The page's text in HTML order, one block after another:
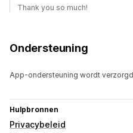
Thank you so much!
Ondersteuning
App-ondersteuning wordt
Hulpbronnen
Privacybeleid